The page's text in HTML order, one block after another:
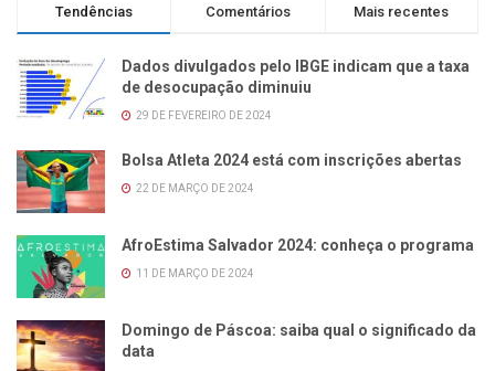
Tendências Comentários Mais recentes
Dados divulgados pelo IBGE indicam que a taxa
de desocupação diminuiu
29 DE FEVEREIRO DE 2024
Bolsa Atleta 2024 está com inscrições abertas
22 DE MARÇO DE 2024
AfroEstima Salvador 2024: conheça o programa
11 DE MARÇO DE 2024
Domingo de Páscoa: saiba qual o significado da
data